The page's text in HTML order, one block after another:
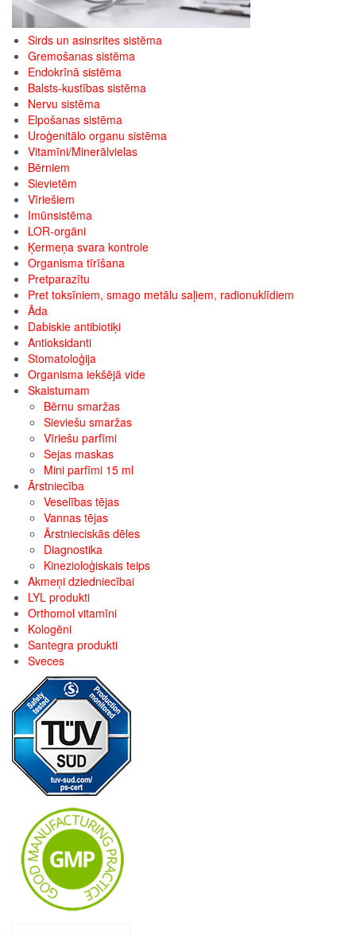
Sirds un asinsrites sistēma
Gremošanas sistēma
Endokrīnā sistēma
Balsts-kustības sistēma
Nervu sistēma
Elpošanas sistēma
Uroģenitālo organu sistēma
Vitamīni/Minerālvielas
Bērniem
Sievietēm
Vīriešiem
Imūnsistēma
LOR-orgāni
Ķermeņa svara kontrole
Organisma tīrīšana
Pretparazītu
Pret toksīniem, smago metālu saļiem, radionuklīdiem
Āda
Dabiskie antibiotiķi
Antioksidanti
Stomatoloģija
Organisma iekšējā vide
Skaistumam
Bērnu smaržas
Sieviešu smaržas
Vīriešu parfīmi
Sejas maskas
Mini parfīmi 15 ml
Ārstniecība
Veselības tējas
Vannas tējas
Ārstnieciskās dēles
Diagnostika
Kinezioloģiskais teips
Akmeņi dziedniecībai
LYL produkti
Orthomol vitamīni
Kologēni
Santegra produkti
Sveces